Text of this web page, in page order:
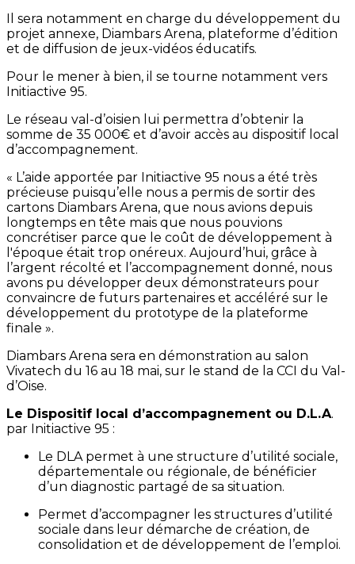
Il sera notamment en charge du développement du
projet annexe, Diambars Arena, plateforme d’édition
et de diffusion de jeux-vidéos éducatifs.
Pour le mener à bien, il se tourne notamment vers
Initiactive 95.
Le réseau val-d’oisien lui permettra d’obtenir la
somme de 35 000€ et d’avoir accès au dispositif local
d’accompagnement.
« L’aide apportée par Initiactive 95 nous a été très
précieuse puisqu’elle nous a permis de sortir des
cartons Diambars Arena, que nous avions depuis
longtemps en tête mais que nous pouvions
concrétiser parce que le coût de développement à
l'époque était trop onéreux. Aujourd’hui, grâce à
l’argent récolté et l’accompagnement donné, nous
avons pu développer deux démonstrateurs pour
convaincre de futurs partenaires et accéléré sur le
développement du prototype de la plateforme
finale ».
Diambars Arena sera en démonstration au salon
Vivatech du 16 au 18 mai, sur le stand de la CCI du Val-
d’Oise.
Le Dispositif local d’accompagnement ou D.L.A.
par Initiactive 95 :
Le DLA permet à une structure d’utilité sociale,
départementale ou régionale, de bénéficier
d’un diagnostic partagé de sa situation.
Permet d’accompagner les structures d’utilité
sociale dans leur démarche de création, de
consolidation et de développement de l’emploi.